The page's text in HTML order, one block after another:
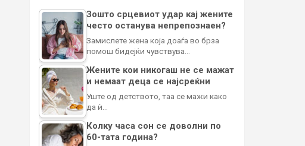
Зошто срцевиот удар кај жените
често останува непрепознаен?
Замислете жена која доаѓа во брза
помош бидејќи чувствува…
Жените кои никогаш не се мажат
и немаат деца се најсреќни
Уште од детството, таа се мажи како
да ѝ…
Колку часа сон се доволни по
60-тата година?